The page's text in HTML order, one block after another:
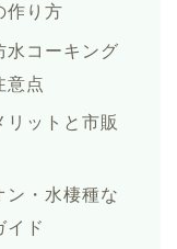
作り方
水コーキング
意点
リットと市販
ン・水棲種な
イド